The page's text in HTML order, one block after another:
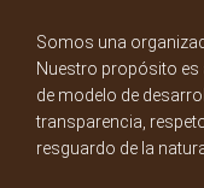
Somos una
Nuestro propósito es
de modelo de
transparencia,
resguardo de la